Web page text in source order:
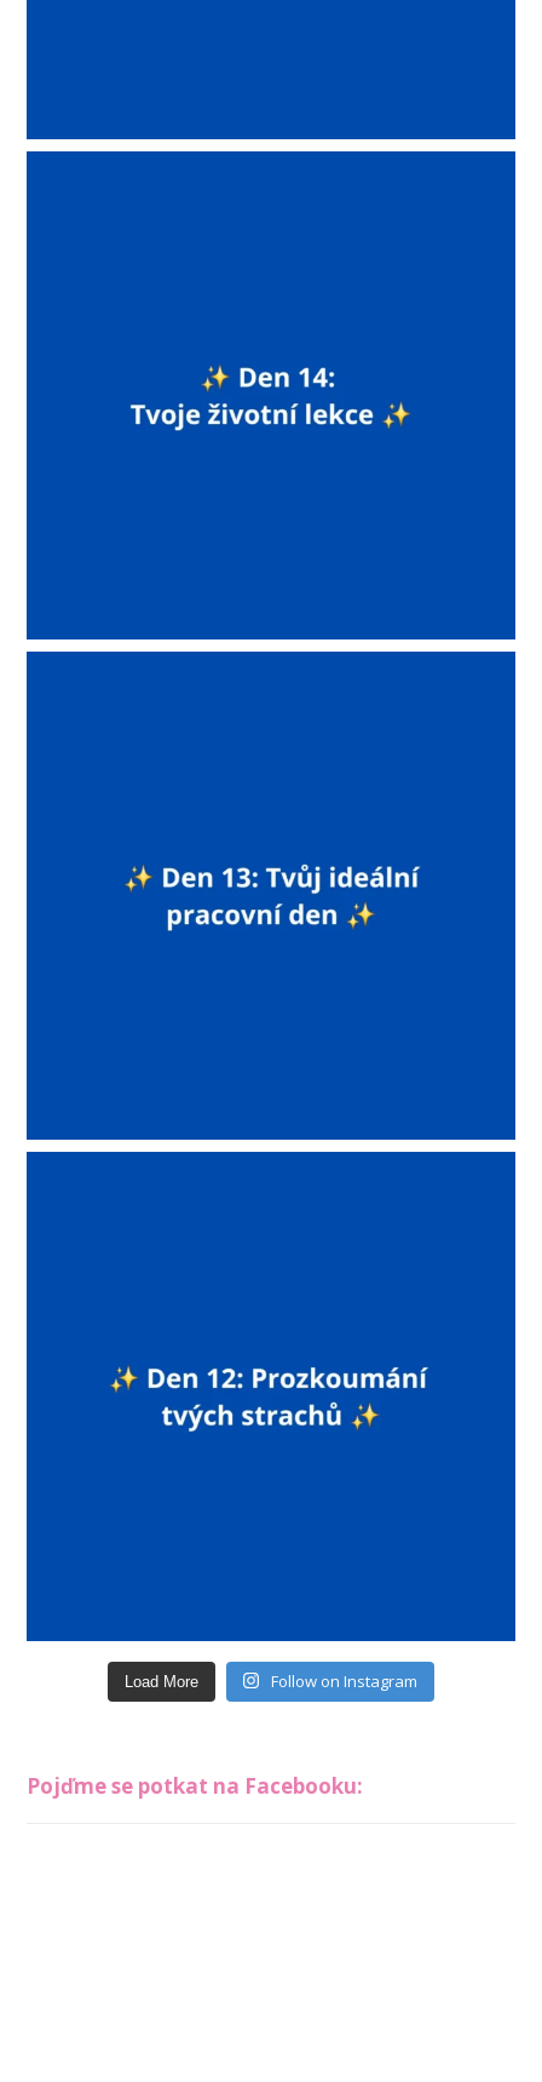
Load More Follow on Instagram
Pojďme se potkat na Facebooku: